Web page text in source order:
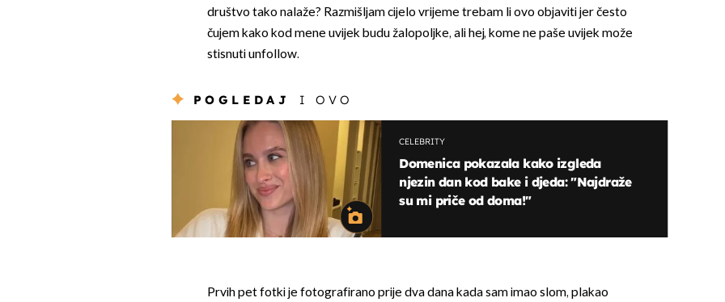
društvo tako nalaže? Razmišljam cijelo vrijeme trebam li ovo objaviti jer često
čujem kako kod mene uvijek budu žalopoljke, ali hej, kome ne paše uvijek može
stisnuti unfollow.
POGLEDAJ I OVO
CELEBRITY
Domenica pokazala kako izgleda
njezin dan kod bake i djeda: "Najdraže
su mi priče od doma!"
Prvih pet fotki je fotografirano prije dva dana kada sam imao slom, plakao